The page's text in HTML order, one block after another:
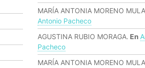
MARÍA ANTONIA MORENO
Antonio Pacheco
AGUSTINA RUBIO MORAGA. En
Pacheco
MARÍA ANTONIA MORENO